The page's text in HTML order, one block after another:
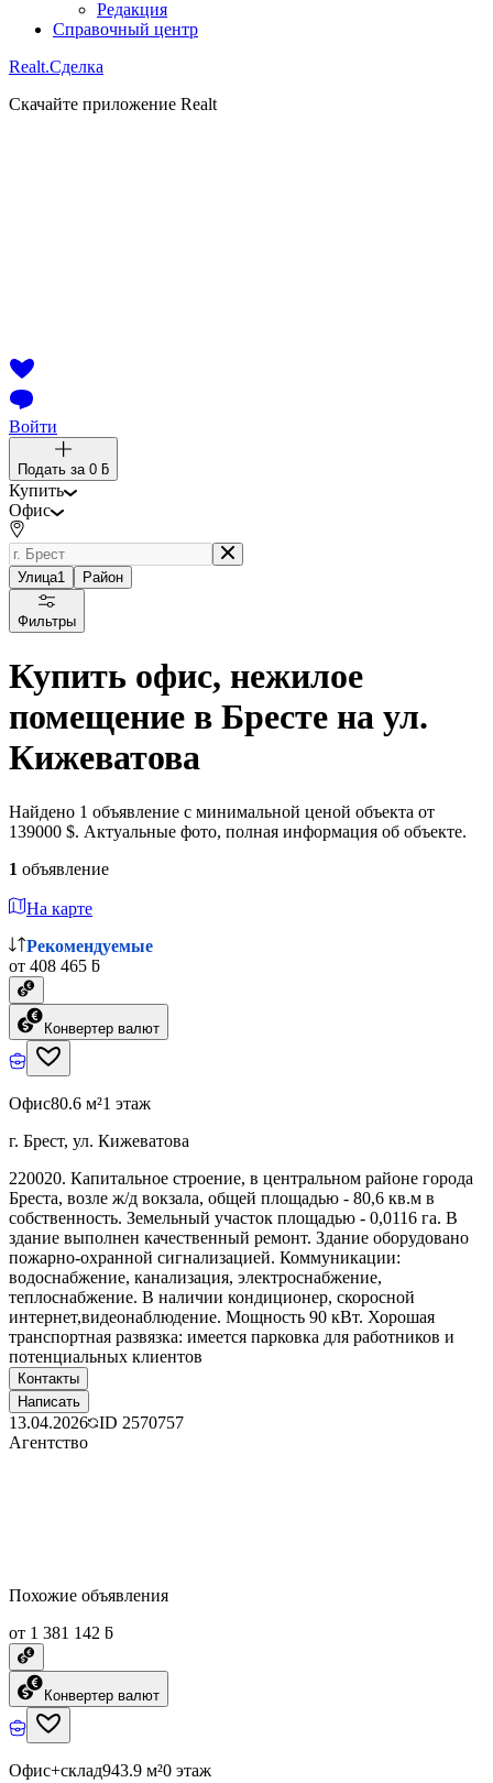
Редакция
Справочный центр
Realt.Сделка
Скачайте приложение Realt
Войти
Подать за 0 ƃ
Купить
Офис
Улица1 Район
Фильтры
Купить офис, нежилое
помещение в Бресте на ул.
Кижеватова
Найдено 1 объявление с минимальной ценой объекта от
139000 $. Актуальные фото, полная информация об объекте.
1 объявление
На карте
Рекомендуемые
от 408 465 ƃ
Конвертер валют
Офис80.6 м²1 этаж
г. Брест, ул. Кижеватова
220020. Капитальное строение, в центральном районе города
Бреста, возле ж/д вокзала, общей площадью - 80,6 кв.м в
собственность. Земельный участок площадью - 0,0116 га. В
здание выполнен качественный ремонт. Здание оборудовано
пожарно-охранной сигнализацией. Коммуникации:
водоснабжение, канализация, электроснабжение,
теплоснабжение. В наличии кондиционер, скоросной
интернет,видеонаблюдение. Мощность 90 кВт. Хорошая
транспортная развязка: имеется парковка для работников и
потенциальных клиентов
Контакты
Написать
13.04.2026 ID 2570757
Агентство
Похожие объявления
от 1 381 142 ƃ
Конвертер валют
Офис+склад943.9 м²0 этаж